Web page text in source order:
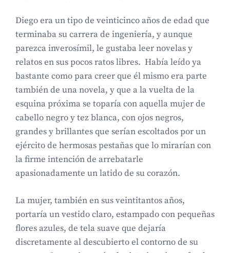
Diego era un tipo de veinticinco años de edad que
terminaba su carrera de ingeniería, y aunque
parezca inverosímil, le gustaba leer novelas y
relatos en sus pocos ratos libres. Había leído ya
bastante como para creer que él mismo era parte
también de una novela, y que a la vuelta de la
esquina próxima se toparía con aquella mujer de
cabello negro y tez blanca, con ojos negros,
grandes y brillantes que serían escoltados por un
ejército de hermosas pestañas que lo mirarían con
la firme intención de arrebatarle
apasionadamente un latido de su corazón.
La mujer, también en sus veintitantos años,
portaría un vestido claro, estampado con pequeñas
flores azules, de tela suave que dejaría
discretamente al descubierto el contorno de su